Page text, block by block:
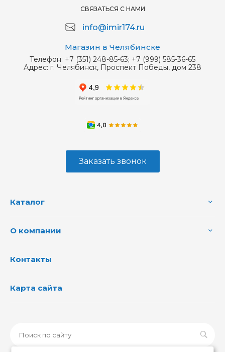
СВЯЗАТЬСЯ С НАМИ
info@imir174.ru
Магазин в Челябинске
Телефон: +7 (351) 248-85-63; +7 (999) 585-36-65
Адрес: г. Челябинск, Проспект Победы, дом 238
Заказать звонок
Каталог
О компании
Контакты
Карта сайта